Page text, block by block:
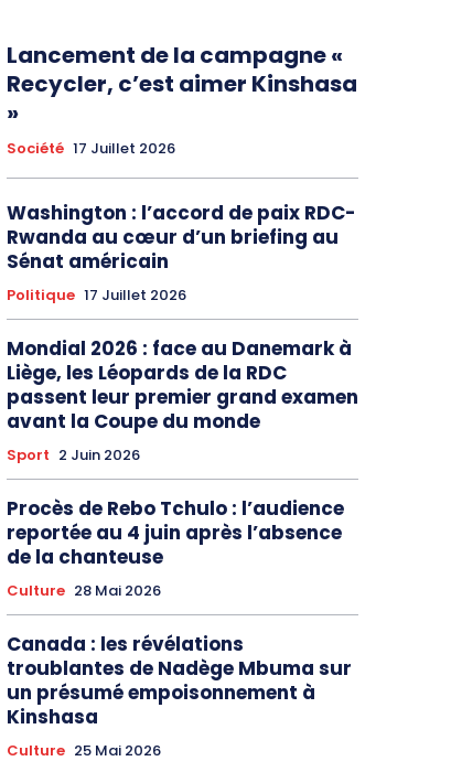
Lancement de la campagne «
Recycler, c’est aimer Kinshasa
»
Société 17 Juillet 2026
Washington : l’accord de paix RDC-
Rwanda au cœur d’un briefing au
Sénat américain
Politique 17 Juillet 2026
Mondial 2026 : face au Danemark à
Liège, les Léopards de la RDC
passent leur premier grand examen
avant la Coupe du monde
Sport 2 Juin 2026
Procès de Rebo Tchulo : l’audience
reportée au 4 juin après l’absence
de la chanteuse
Culture 28 Mai 2026
Canada : les révélations
troublantes de Nadège Mbuma sur
un présumé empoisonnement à
Kinshasa
Culture 25 Mai 2026